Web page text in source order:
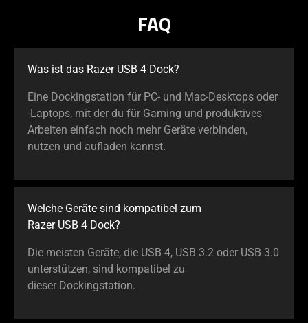
FAQ
Was ist das Razer USB 4 Dock?
Eine Dockingstation für PC- und Mac-Desktops oder
-Laptops, mit der du für Gaming und produktives
Arbeiten einfach noch mehr Geräte verbinden,
nutzen und aufladen kannst.
Welche Geräte sind kompatibel zum
Razer USB 4 Dock?
Die meisten Geräte, die USB 4, USB 3.2 oder USB 3.0
unterstützen, sind kompatibel zu
dieser Dockingstation.